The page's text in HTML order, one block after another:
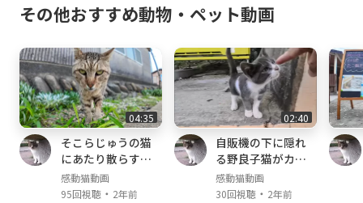
その他おすすめ動物・ペット動画
04:35
そこらじゅうの猫
にあたり散らすヤ
クザ猫
感動猫動画
95回視聴・ 2年前
02:40
自販機の下に隠れ
る野良子猫がカワ
イイ
感動猫動画
30回視聴・ 2年前